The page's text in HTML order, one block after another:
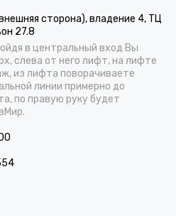
сторона), владение 4, ТЦ
27.8
в центральный вход Вы
слева от него лифт, на лифте
из лифта поворачиваете
линии примерно до
по правую руку будет